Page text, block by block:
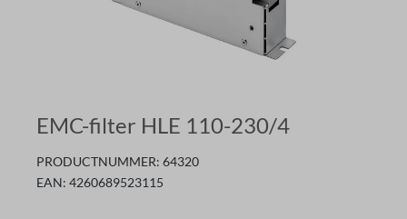
EMC-filter HLE 110-230/4
PRODUCTNUMMER: 64320
EAN: 4260689523115